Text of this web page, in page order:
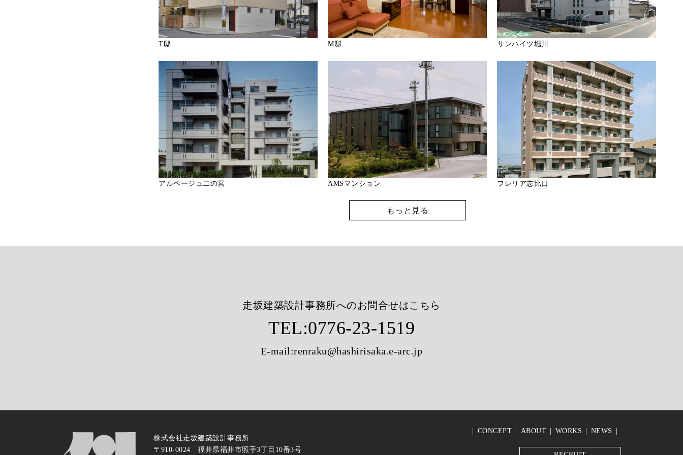
T邸 M邸 サンハイツ堀川
アルページュ二の宮 AMSマンション フレリア志比口
もっと見る
走坂建築設計事務所へのお問合せはこちら
TEL:0776-23-1519
E-mail:renraku@hashirisaka.e-arc.jp
株式会社走坂建築設計事務所
〒910-0024 福井県福井市照手3丁目10番3号
CONCEPT ABOUT WORKS NEWS